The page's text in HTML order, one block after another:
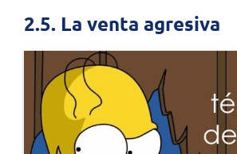
2.5. La venta agresiva